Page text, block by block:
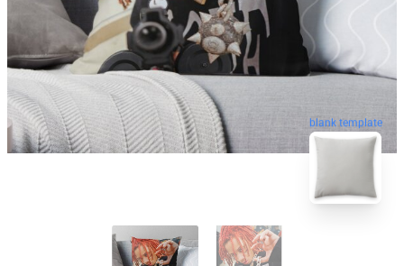
blank template